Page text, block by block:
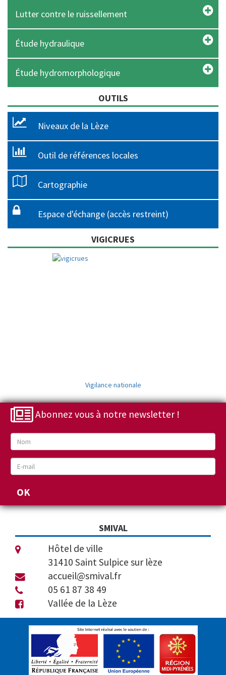
Lutter contre le ruissellement
Étude hydraulique
Étude hydromorphologique
OUTILS
Niveaux de la Lèze
Outil de références locales
Cartographie
Espace d'échange (accès restreint)
VIGICRUES
Vigilance nationale
Abonnez vous à notre newsletter !
SMIVAL
Hôtel de ville
31410 Saint Sulpice sur lèze
accueil@smival.fr
05 61 87 38 49
Vallée de la Lèze